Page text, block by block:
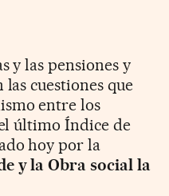
y las pensiones y
las cuestiones que
entre los
último Índice de
hoy por la
y la Obra social la